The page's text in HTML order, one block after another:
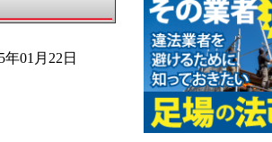
01月22日